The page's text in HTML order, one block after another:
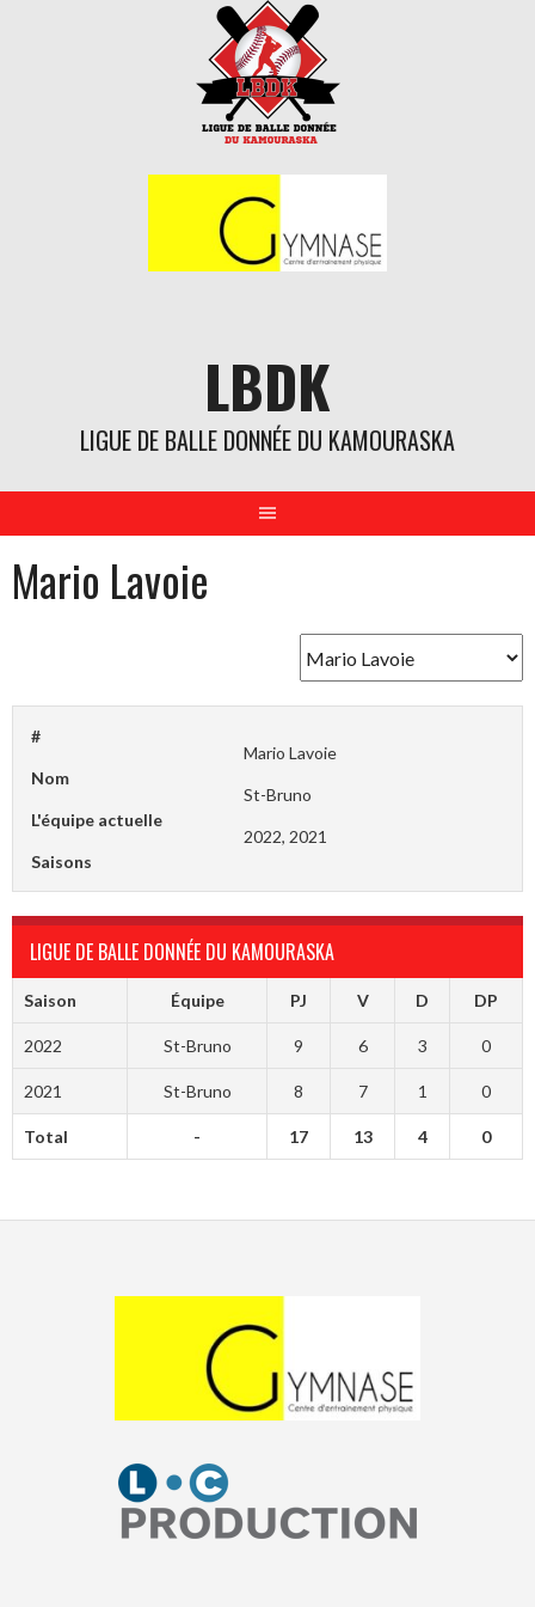
LBDK
LIGUE DE BALLE DONNÉE DU KAMOURASKA
Mario Lavoie
#
Nom
Mario Lavoie
L'équipe actuelle
St-Bruno
Saisons
2022, 2021
LIGUE DE BALLE DONNÉE DU KAMOURASKA
Saison Équipe PJ V D DP
2022 St-Bruno 9 6 3 0
2021 St-Bruno 8 7 1 0
Total - 17 13 4 0